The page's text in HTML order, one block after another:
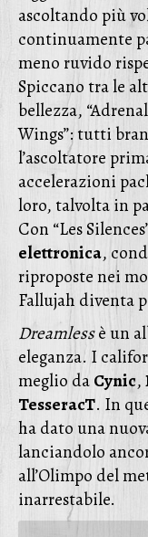
ascoltando più
continuamente
meno ruvido
Spiccano tra le
bellezza,
Wings”: tutti
l’ascoltatore
accelerazioni
loro, talvolta in
Con “Les
elettronica,
riproposte nei
Fallujah diventa
Dreamlessè un
eleganza. I
meglio daCynic,
TesseracT. In
ha dato una
lanciandolo
all’Olimpo del
inarrestabile.